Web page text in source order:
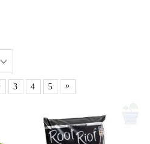
3 4 5 »